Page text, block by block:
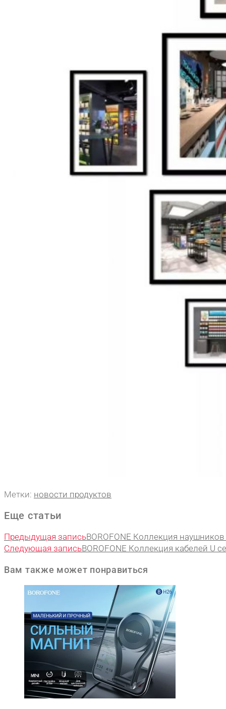
Метки: новости продуктов
Еще статьи
Предыдущая записьBOROFONE Коллекция
Следующая записьBOROFONE Коллекция кабелей U
Вам также может понравиться